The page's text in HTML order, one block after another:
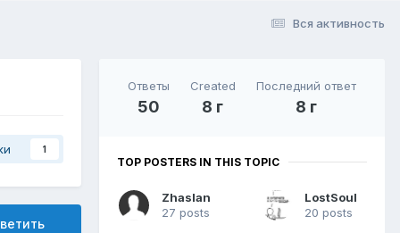
Вся активность
1
Ответы
50
Created
8 г
Последний ответ
8 г
TOP POSTERS IN THIS TOPIC
Zhaslan
27 posts
LostSoul
20 posts